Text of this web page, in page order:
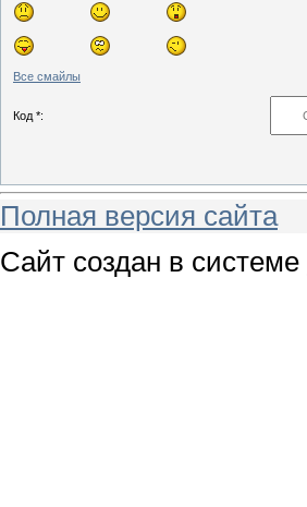
Все смайлы
Код *:
Полная версия сайта
Сайт создан в системе